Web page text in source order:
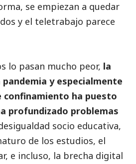
se empiezan a quedar
y el teletrabajo parece
lo pasan mucho peor, la
y especialmente
confinamiento ha puesto
profundizado problemas
socio educativa,
de los estudios, el
e incluso, la brecha digital